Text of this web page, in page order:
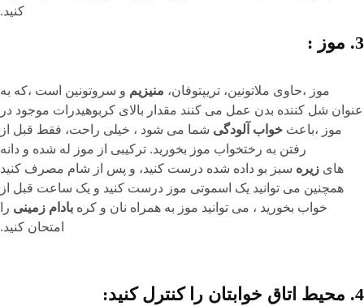
کنید.
3. موز :
موز ،حاوی ملاتونین، تریپتوفان، منیزیم و سروتونین است ،که به
عنوان شل کننده بدن عمل می کنند مقدار بالای کربوهیدرات موجود در
موز ،باعث خواب آلودگی شما می شود ، خیلی راحت، فقط قبل از
رفتن به رختخواب موز بخورید. ترکیبی از موز له شده و دانه
های زیره سبز بو داده شده درست کنید، و پس از شام مصرف کنید
همچنین می توانید یک اسموتی موز درست کنید و یک ساعت قبل از
خواب بخورید ، می توانید موز به همراه نان و کره بادام زمینی را
امتحان کنید.
4. محیط اتاق خوابتان را کنترل کنید: